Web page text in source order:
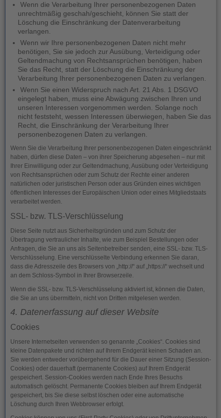
Wenn die Verarbeitung Ihrer personenbezogenen Daten
unrechtmäßig geschah/geschieht, können Sie statt der
Löschung die Einschränkung der Datenverarbeitung
verlangen.
Wenn wir Ihre personenbezogenen Daten nicht mehr
benötigen, Sie sie jedoch zur Ausübung, Verteidigung oder
Geltendmachung von Rechtsansprüchen benötigen, haben
Sie das Recht, statt der Löschung die Einschränkung der
Verarbeitung Ihrer personenbezogenen Daten zu verlangen.
Wenn Sie einen Widerspruch nach Art. 21 Abs. 1 DSGVO
eingelegt haben, muss eine Abwägung zwischen Ihren und
unseren Interessen vorgenommen werden. Solange noch
nicht feststeht, wessen Interessen überwiegen, haben Sie das
Recht, die Einschränkung der Verarbeitung Ihrer
personenbezogenen Daten zu verlangen.
Wenn Sie die Verarbeitung Ihrer personenbezogenen Daten eingeschränkt
haben, dürfen diese Daten – von ihrer Speicherung abgesehen – nur mit
Ihrer Einwilligung oder zur Geltendmachung, Ausübung oder Verteidigung
von Rechtsansprüchen oder zum Schutz der Rechte einer anderen
natürlichen oder juristischen Person oder aus Gründen eines wichtigen
öffentlichen Interesses der Europäischen Union oder eines Mitgliedstaats
verarbeitet werden.
SSL- bzw. TLS-Verschlüsselung
Diese Seite nutzt aus Sicherheitsgründen und zum Schutz der
Übertragung vertraulicher Inhalte, wie zum Beispiel Bestellungen oder
Anfragen, die Sie an uns als Seitenbetreiber senden, eine SSL- bzw. TLS-
Verschlüsselung. Eine verschlüsselte Verbindung erkennen Sie daran,
dass die Adresszeile des Browsers von „http://“ auf „https://“ wechselt und
an dem Schloss-Symbol in Ihrer Browserzeile.
Wenn die SSL- bzw. TLS-Verschlüsselung aktiviert ist, können die Daten,
die Sie an uns übermitteln, nicht von Dritten mitgelesen werden.
4. Datenerfassung auf dieser Website
Cookies
Unsere Internetseiten verwenden so genannte „Cookies“. Cookies sind
kleine Datenpakete und richten auf Ihrem Endgerät keinen Schaden an.
Sie werden entweder vorübergehend für die Dauer einer Sitzung (Session-
Cookies) oder dauerhaft (permanente Cookies) auf Ihrem Endgerät
gespeichert. Session-Cookies werden nach Ende Ihres Besuchs
automatisch gelöscht. Permanente Cookies bleiben auf Ihrem Endgerät
gespeichert, bis Sie diese selbst löschen oder eine automatische
Löschung durch Ihren Webbrowser erfolgt.